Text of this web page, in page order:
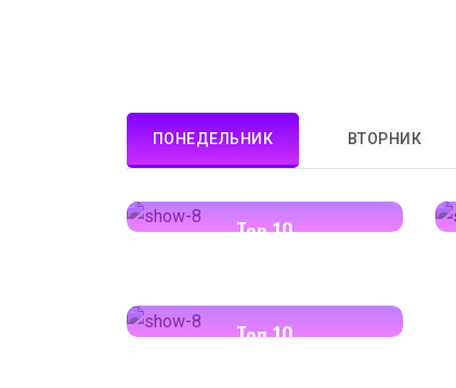
ПОНЕДЕЛЬНИК ВТОРНИК
Top 10
Toп 10